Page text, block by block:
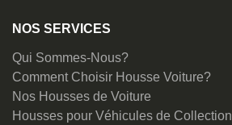
NOS SERVICES
Qui Sommes-Nous?
Comment Choisir Housse Voiture?
Nos Housses de Voiture
Housses pour Véhicules de Collection